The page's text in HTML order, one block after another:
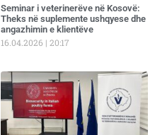
Seminar i veterinerëve në Kosovë:
Theks në suplemente ushqyese dhe
angazhimin e klientëve
16.04.2026 20:17